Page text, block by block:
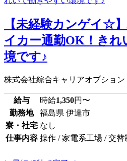
【未経験カンゲイ☆
イカー通勤OK！きれ
境です♪
株式会社綜合キャリアオプション
給与 時給1,350円〜
勤務地
福島県 伊達市
寮・社宅 なし
仕事内容 操作 / 家電系工場 / 交替